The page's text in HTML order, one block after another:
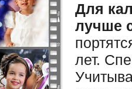
Для
лучше
лет.